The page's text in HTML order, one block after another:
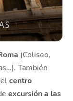
(Coliseo,
También
elcentro
excursión a las